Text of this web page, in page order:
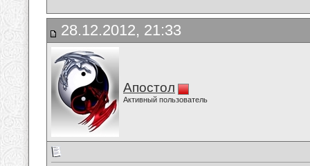
28.12.2012, 21:33
Апостол
Активный пользователь